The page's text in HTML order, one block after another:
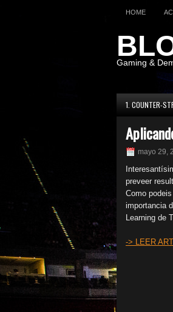
HOME
Gaming &
1. COUNTER-
mayo 29,
preveer
Como
importancia
Learning de
-> LEER